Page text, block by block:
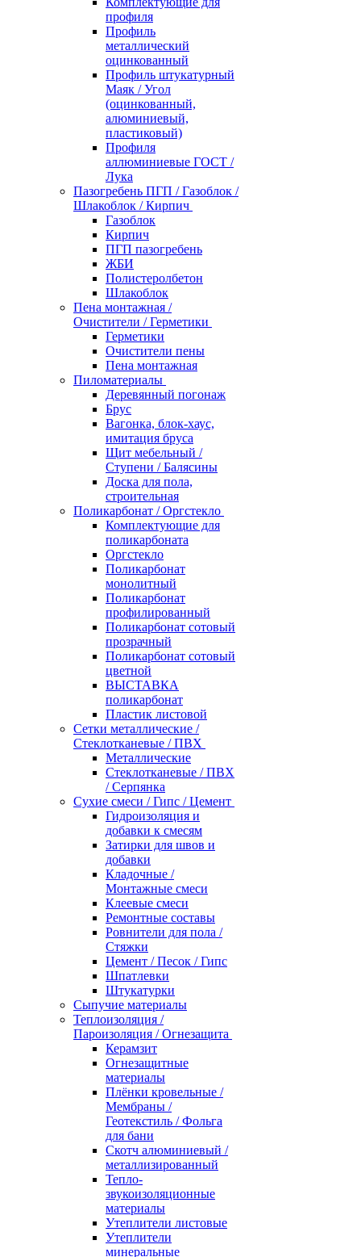
профиля
Профиль
металлический
оцинкованный
Профиль штукатурный
Маяк / Угол
(оцинкованный,
алюминиевый,
пластиковый)
Профиля
аллюминиевые ГОСТ /
Лука
Пазогребень ПГП / Газоблок /
Шлакоблок / Кирпич
Газоблок
Кирпич
ПГП пазогребень
ЖБИ
Полистеролбетон
Шлакоблок
Пена монтажная /
Очистители / Герметики
Герметики
Очистители пены
Пена монтажная
Пиломатериалы
Деревянный погонаж
Брус
Вагонка, блок-хаус,
имитация бруса
Щит мебельный /
Ступени / Балясины
Доска для пола,
строительная
Поликарбонат / Оргстекло
Комплектующие для
поликарбоната
Оргстекло
Поликарбонат
монолитный
Поликарбонат
профилированный
Поликарбонат сотовый
прозрачный
Поликарбонат сотовый
цветной
ВЫСТАВКА
поликарбонат
Пластик листовой
Сетки металлические /
Стеклотканевые / ПВХ
Металлические
Стеклотканевые / ПВХ
/ Серпянка
Сухие смеси / Гипс / Цемент
Гидроизоляция и
добавки к смесям
Затирки для швов и
добавки
Кладочные /
Монтажные смеси
Клеевые смеси
Ремонтные составы
Ровнители для пола /
Стяжки
Цемент / Песок / Гипс
Шпатлевки
Штукатурки
Сыпучие материалы
Теплоизоляция /
Пароизоляция / Огнезащита
Керамзит
Огнезащитные
материалы
Плёнки кровельные /
Мембраны /
Геотекстиль / Фольга
для бани
Скотч алюминиевый /
металлизированный
Тепло-
звукоизоляционные
материалы
Утеплители листовые
Утеплители
минеральные